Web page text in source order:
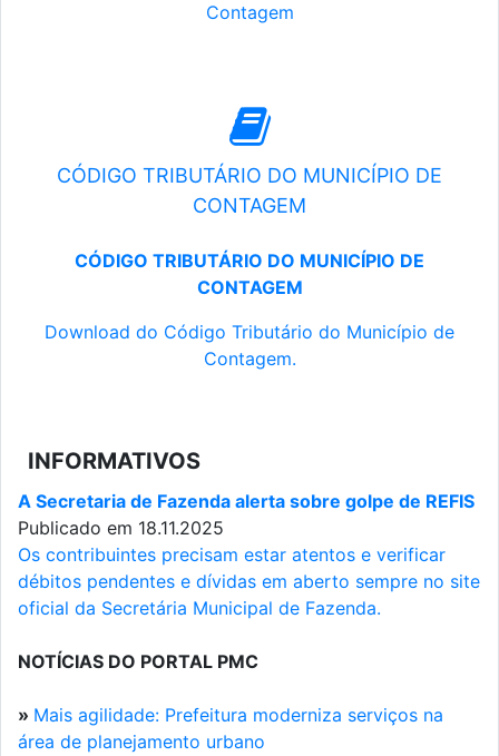
Contagem
CÓDIGO TRIBUTÁRIO DO MUNICÍPIO DE
CONTAGEM
CÓDIGO TRIBUTÁRIO DO MUNICÍPIO DE
CONTAGEM
Download do Código Tributário do Município de
Contagem.
INFORMATIVOS
A Secretaria de Fazenda alerta sobre golpe de REFIS
Publicado em 18.11.2025
Os contribuintes precisam estar atentos e verificar
débitos pendentes e dívidas em aberto sempre no site
oficial da Secretária Municipal de Fazenda.
NOTÍCIAS DO PORTAL PMC
» Mais agilidade: Prefeitura moderniza serviços na
área de planejamento urbano